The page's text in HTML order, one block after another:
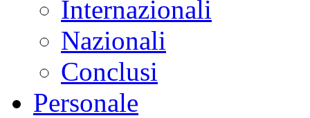
Internazionali
Nazionali
Conclusi
Personale